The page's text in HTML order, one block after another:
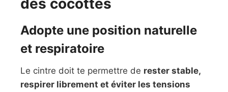
Adopte une position naturelle
et respiratoire
Le cintre doit te permettre de rester stable,
respirer librement et éviter les tensions